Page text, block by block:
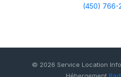
(450) 766-
© 2026 Service Location
Hébergement